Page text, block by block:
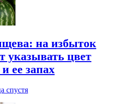
на избыток
указывать цвет
ее запах
спустя